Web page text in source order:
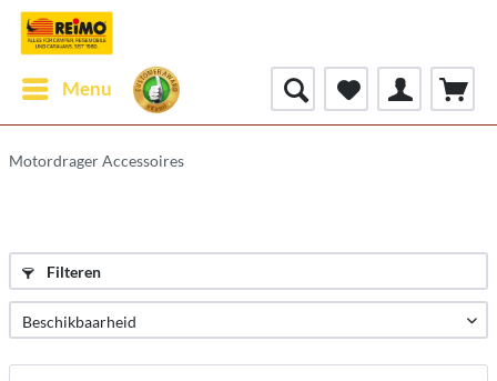
Menu
Motordrager Accessoires
Filteren